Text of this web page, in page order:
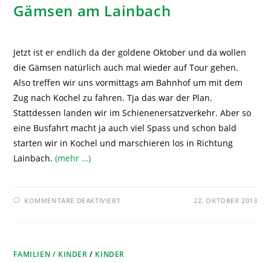
Gämsen am Lainbach
Jetzt ist er endlich da der goldene Oktober und da wollen
die Gämsen natürlich auch mal wieder auf Tour gehen.
Also treffen wir uns vormittags am Bahnhof um mit dem
Zug nach Kochel zu fahren. Tja das war der Plan.
Stattdessen landen wir im Schienenersatzverkehr. Aber so
eine Busfahrt macht ja auch viel Spass und schon bald
starten wir in Kochel und marschieren los in Richtung
Lainbach.(mehr …)
KOMMENTARE DEAKTIVIERT 22. OKTOBER 2013
FAMILIEN / KINDER / KINDER